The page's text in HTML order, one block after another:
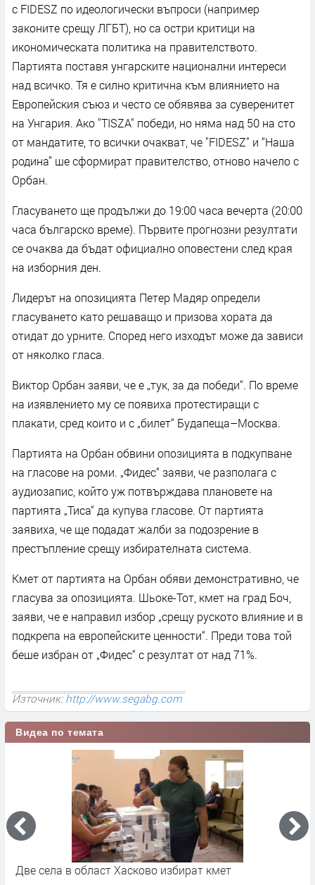
с FIDESZ по идеологически въпроси (например
законите срещу ЛГБТ), но са остри критици на
икономическата политика на правителството.
Партията поставя унгарските национални интереси
над всичко. Тя е силно критична към влиянието на
Европейския съюз и често се обявява за суверенитет
на Унгария. Ако "TISZA" победи, но няма над 50 на сто
от мандатите, то всички очакват, че "FIDESZ" и “Наша
родина” ше сформират правителство, отново начело с
Орбан.
Гласуването ще продължи до 19:00 часа вечерта (20:00
часа българско време). Първите прогнозни резултати
се очаква да бъдат официално оповестени след края
на изборния ден.
Лидерът на опозицията Петер Мадяр определи
гласуването като решаващо и призова хората да
отидат до урните. Според него изходът може да зависи
от няколко гласа.
Виктор Орбан заяви, че е „тук, за да победи“. По време
на изявлението му се появиха протестиращи с
плакати, сред които и с „билет“ Будапеща–Москва.
Партията на Орбан обвини опозицията в подкупване
на гласове на роми. „Фидес“ заяви, че разполага с
аудиозапис, който уж потвърждава плановете на
партията „Тиса“ да купува гласове. От партията
заявиха, че ще подадат жалби за подозрение в
престъпление срещу избирателната система.
Кмет от партията на Орбан обяви демонстративно, че
гласува за опозицията. Шьоке-Тот, кмет на град Боч,
заяви, че е направил избор „срещу руското влияние и в
подкрепа на европейските ценности“. Преди това той
беше избран от „Фидес“ с резултат от над 71%.
Източник:http://www.segabg.com
Видеа по темата
Две села в област Хасково избират кмет